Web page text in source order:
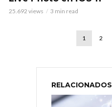
25.692 views 3 min read
1 2
RELACIONADOS